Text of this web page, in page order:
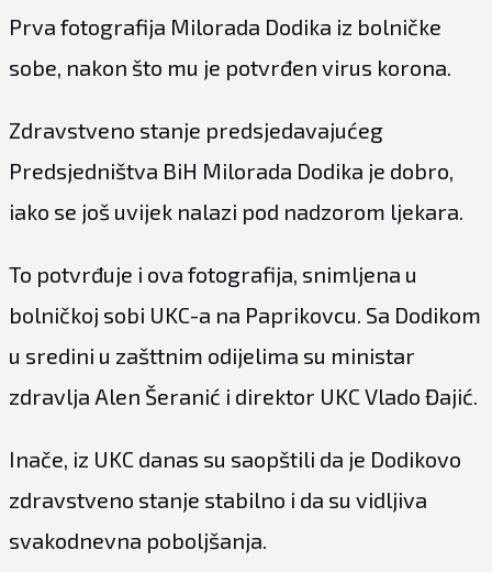
Prva fotografija Milorada Dodika iz bolničke
sobe, nakon što mu je potvrđen virus korona.
Zdravstveno stanje predsjedavajućeg
Predsjedništva BiH Milorada Dodika je dobro,
iako se još uvijek nalazi pod nadzorom ljekara.
To potvrđuje i ova fotografija, snimljena u
bolničkoj sobi UKC-a na Paprikovcu. Sa Dodikom
u sredini u zašttnim odijelima su ministar
zdravlja Alen Šeranić i direktor UKC Vlado Đajić.
Inače, iz UKC danas su saopštili da je Dodikovo
zdravstveno stanje stabilno i da su vidljiva
svakodnevna poboljšanja.